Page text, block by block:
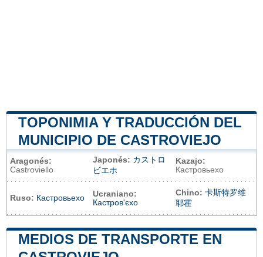
TOPONIMIA Y TRADUCCIÓN DEL
MUNICIPIO DE CASTROVIEJO
Aragonés:
Castroviello
Japonés: カストロ
ビエホ
Kazajo:
Кастровьехо
Ruso: Кастровьехо
Ucraniano:
Кастров'єхо
Chino: 卡斯特罗维
耶霍
MEDIOS DE TRANSPORTE EN